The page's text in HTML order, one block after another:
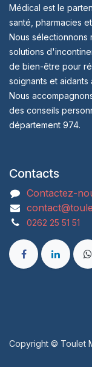
Médical est le
santé, pharmacies
Nous sélectionnons
solutions
de bien-être pour
soignants et aidants
Nous
des conseils
département 974.
Contacts
Contactez-
0262 25 51 51
Copyright © Toulet